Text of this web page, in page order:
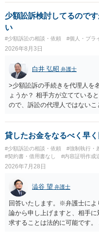
されない場合には、貴殿には
し、やむを得ず、返還金23万
を求める民事訴訟、支払督促
いても併せて請求する予定で
は、貴殿自らが契約を解約し
求めるものにすぎません。貴
の内部事情は、私に対する返
及ぼすものではありません。
せることなく、誠意をもって
く求めます。 以上
少額訟訴検討してるので
い
#少額訴訟の相談・依頼 #個人・プラ
2026年8月3日
白井 弘昭 弁護士
>少額訟訴の手続きを代理人を
ょうか？ 相手方が立てている
ので、訴訟の代理人ではない
ている場合は、相手方（被告
代理人が就いていたことを知
場合も）、裁判所が当該代理
受任するかを聞いたうえで、受
直接被告に送達するのではなく
かではありません。もちろん
に委任するかも疑わしいので
う。 何か本人を示す事実（振
情報を割り出していくしかな
貸したお金をなるべく早
#少額訴訟の相談・依頼 #強制執行・
#契約書・借用書なし
#内容証明作成
2026年7月28日
澁谷 望 弁護士
回答いたします。※弁護士によ
論から申し上げますと、相手
求することは法的に可能です